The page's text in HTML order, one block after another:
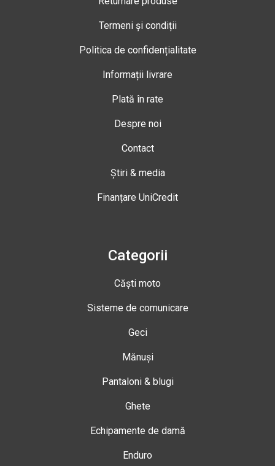
Termeni și condiții
Politica de confidențialitate
Informații livrare
Plată în rate
Despre noi
Contact
Știri & media
Finanțare UniCredit
Categorii
Căști moto
Sisteme de comunicare
Geci
Mănuși
Pantaloni & blugi
Ghete
Echipamente de damă
Enduro